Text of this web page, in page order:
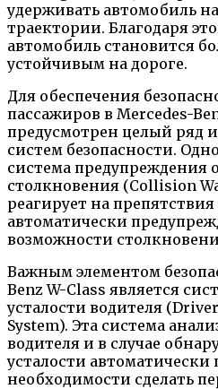
удерживать автомобиль
траектории. Благодаря
автомобиль становится
устойчивым на дороге.
Для обеспечения
пассажиров в Mercedes-
предусмотрен целый ряд
систем безопасности.
система предупреждения
столкновения (Collision
реагирует на
автоматически
возможности
Важным элементом
Benz W-Class является
усталости водителя
System). Эта система
водителя и в случае
усталости автоматически
необходимости сделать